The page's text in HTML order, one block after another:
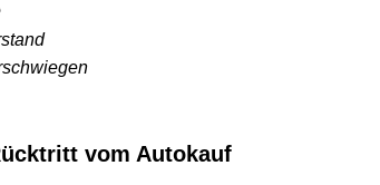
vom Autokauf